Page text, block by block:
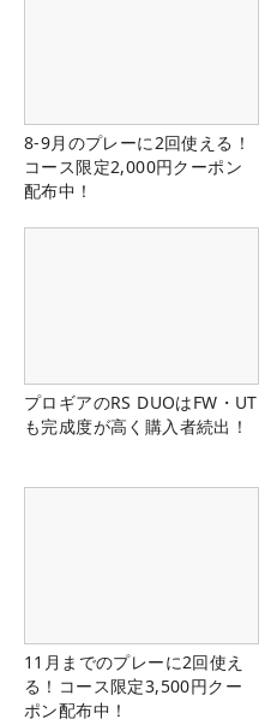
8-9月のプレーに2回使える！
コース限定2,000円クーポン
配布中！
プロギアのRS DUOはFW・UT
も完成度が高く購入者続出！
11月までのプレーに2回使え
る！コース限定3,500円クー
ポン配布中！